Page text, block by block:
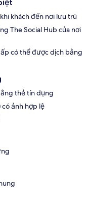
khách đến nơi lưu trú
The Social Hub của nơi
có thể được dịch bằng
thẻ tín dụng
có ảnh hợp lệ